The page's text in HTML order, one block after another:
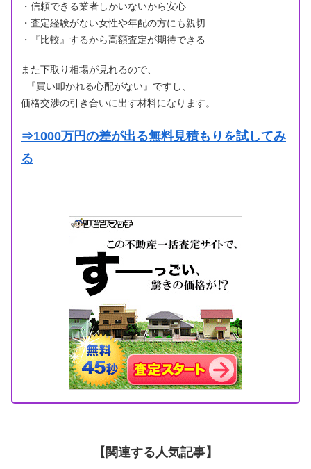
・信頼できる業者しかいないから安心
・査定経験がない女性や年配の方にも親切
・『比較』するから高額査定が期待できる
また下取り相場が見れるので、
『買い叩かれる心配がない』ですし、
価格交渉の引き合いに出す材料になります。
⇒1000万円の差が出る無料見積もりを試してみ
る
【関連する人気記事】